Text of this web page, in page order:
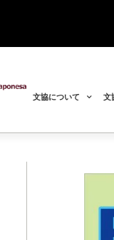
文協について 文